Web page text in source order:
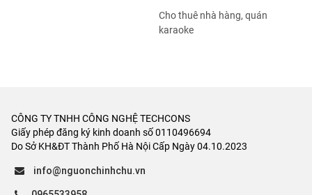
Cho thuê nhà hàng, quán
karaoke
CÔNG TY TNHH CÔNG NGHỆ TECHCONS
Giấy phép đăng ký kinh doanh số 0110496694
Do Sở KH&ĐT Thành Phố Hà Nội Cấp Ngày 04.10.2023
info@nguonchinhchu.vn